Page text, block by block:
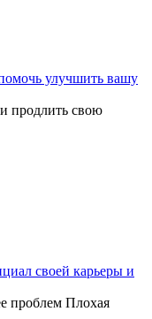
улучшить вашу
продлить свою
своей карьеры и
проблем Плохая